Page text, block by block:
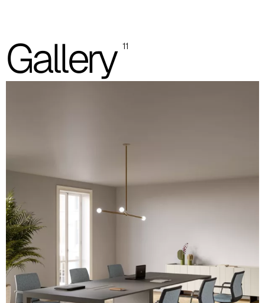
Respaldo tapizado delante y detrás
Las imágenes mostradas son solo indicativas; se recomienda
consultar siempre la carpeta con las muestras reales.
A 35F
A 34F
A 38F
A 36F
Gallery 11